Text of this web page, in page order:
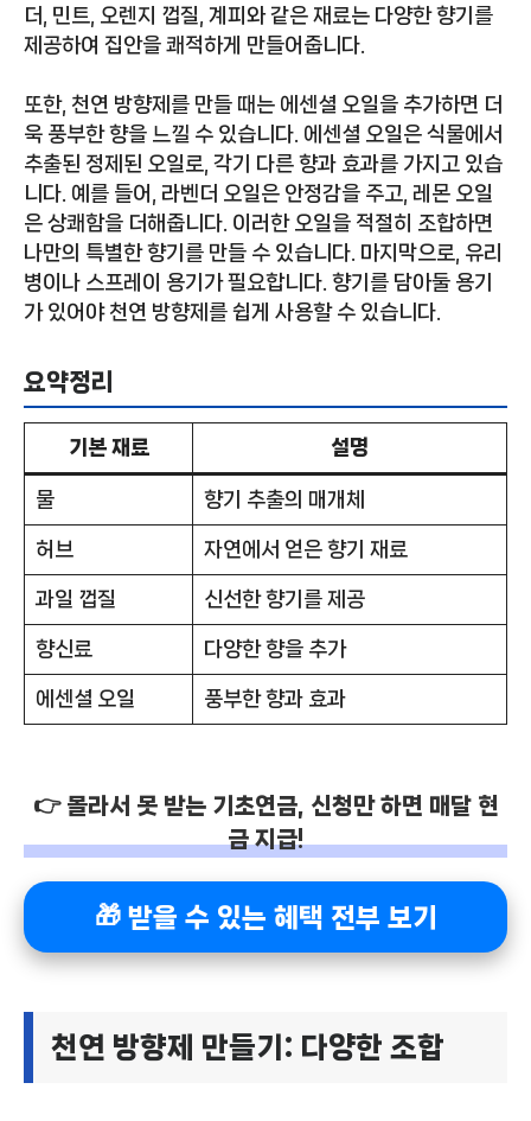
더, 민트, 오렌지 껍질, 계피와 같은 재료는 다양한 향기를
제공하여 집안을 쾌적하게 만들어줍니다.
또한, 천연 방향제를 만들 때는 에센셜 오일을 추가하면 더
욱 풍부한 향을 느낄 수 있습니다. 에센셜 오일은 식물에서
추출된 정제된 오일로, 각기 다른 향과 효과를 가지고 있습
니다. 예를 들어, 라벤더 오일은 안정감을 주고, 레몬 오일
은 상쾌함을 더해줍니다. 이러한 오일을 적절히 조합하면
나만의 특별한 향기를 만들 수 있습니다. 마지막으로, 유리
병이나 스프레이 용기가 필요합니다. 향기를 담아둘 용기
가 있어야 천연 방향제를 쉽게 사용할 수 있습니다.
요약정리
기본 재료 설명
물 향기 추출의 매개체
허브 자연에서 얻은 향기 재료
과일 껍질 신선한 향기를 제공
향신료 다양한 향을 추가
에센셜 오일 풍부한 향과 효과
👉 몰라서 못 받는 기초연금, 신청만 하면 매달 현
금 지급!
🎁 받을 수 있는 혜택 전부 보기
천연 방향제 만들기: 다양한 조합